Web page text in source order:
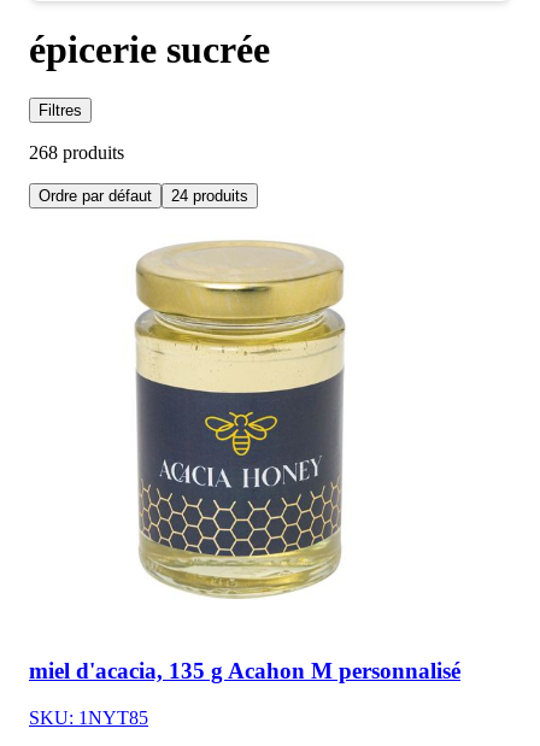
épicerie sucrée
Filtres
268 produits
Ordre par défaut 24 produits
miel d'acacia, 135 g Acahon M personnalisé
SKU: 1NYT85